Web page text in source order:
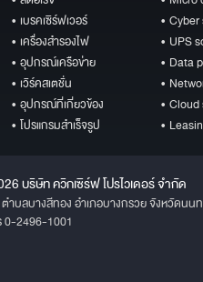
• เบรคเซิร์ฟเวอร์
• เครื่องสำรองไฟ
• อุปกรณ์เครือข่าย
• เวิร์คสเตชั่น
• อุปกรณ์ที่เกี่ยวข้อง
• โปรแกรมสำเร็จรูป
•
• UPS
• Data
•
•
•
บริษัท ควิกเซิร์ฟ โปรไวเดอร์ จำกัด
บลบางสีทอง อำเภอบางกรวย จังหวัดนน
0-2496-1001